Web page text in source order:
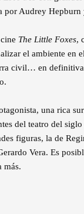
por Audrey
The Little Foxes,
el ambiente en
civil… en
una rica
del teatro del
figuras, la de
Vera. Es
más.